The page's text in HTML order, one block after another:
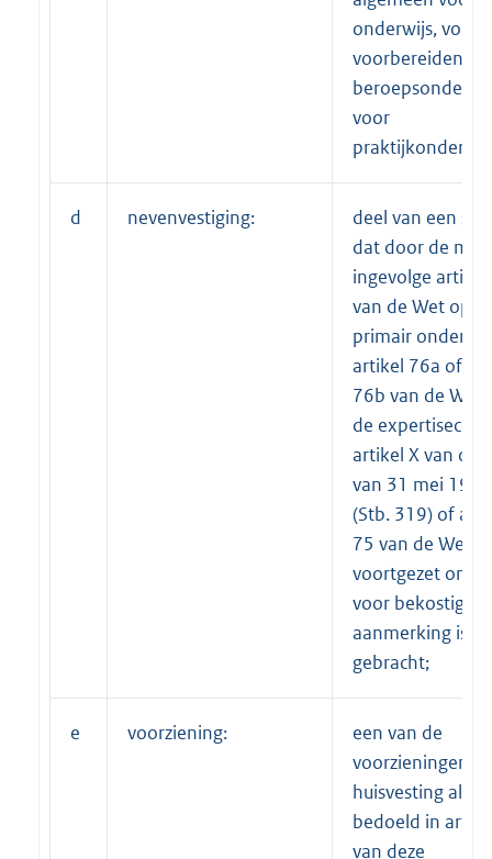
onderwijs, voor
voorbereidend
voor
d nevenvestiging:
deel van een
dat door de
ingevolge
van de Wet op
primair
artikel 76a of
76b van de Wet
de
artikel X van de
van 31 mei 1995
(Stb. 319) of
75 van de Wet
voortgezet
voor
aanmerking is
gebracht;
e voorziening:
een van de
voorzieningen
huisvesting als
bedoeld in
van deze